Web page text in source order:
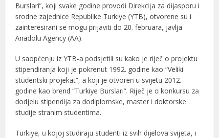
Burslari”, koji svake godine provodi Direkcija za dijasporu i
srodne zajednice Republike Turkiye (YTB), otvorene su i
zainteresirani se mogu prijaviti do 20. februara, javlja
Anadolu Agency (AA).
U saopćenju iz YTB-a podsjetili su kako je riječ o projektu
stipendiranja koji je pokrenut 1992. godine kao “Veliki
studentski projekat”, a koji je otvoren u svijetu 2012.
godine kao brend “Turkiye Burslari”. Riječ je o konkursu za
dodjelu stipendija za dodiplomske, master i doktorske
studije stranim studentima.
Turkiye, u kojoj studiraju studenti iz svih dijelova svijeta, i